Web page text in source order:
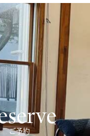
ご予約